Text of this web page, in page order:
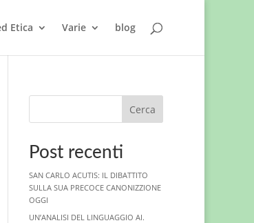
Etica Varie blog
Cerca
Post recenti
SAN CARLO ACUTIS: IL DIBATTITO
SULLA SUA PRECOCE CANONIZZIONE
OGGI
UN’ANALISI DEL LINGUAGGIO AI.